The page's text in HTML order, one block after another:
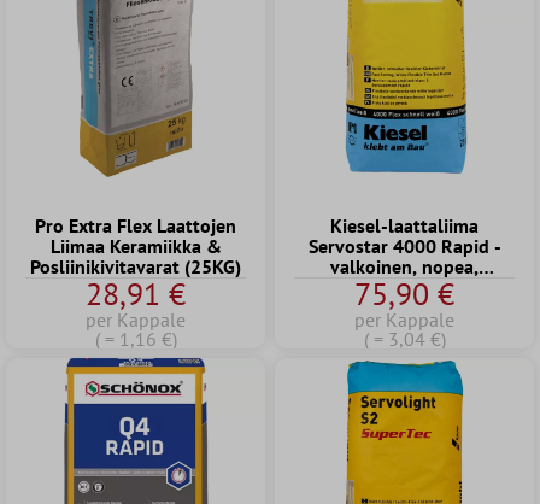
Pro Extra Flex Laattojen
Liimaa Keramiikka &
Posliinikivitavarat (25KG)
28,91 €
per Kappale
( = 1,16 €)
Kiesel-laattaliima
Servostar 4000 Rapid -
valkoinen, nopea,
joustava liimalaasti (25
kg)
75,90 €
per Kappale
( = 3,04 €)